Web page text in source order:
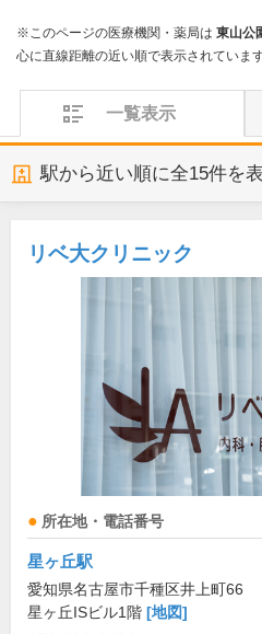
※このページの医療機関・薬局は 東山公
心に直線距離の近い順で表示されていま
一覧表示
駅から近い順に全15件を
リベ大クリニック
所在地・電話番号
星ヶ丘駅
愛知県名古屋市千種区井上町66
星ヶ丘ISビル1階 [地図]